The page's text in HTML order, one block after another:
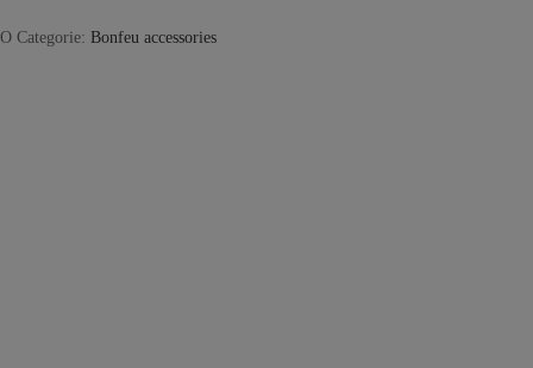
Categorie: Bonfeu accessories